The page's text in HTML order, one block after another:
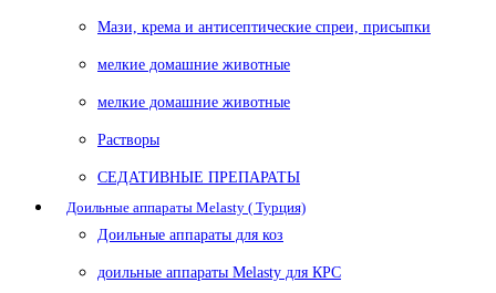
Мази, крема и антисептические спреи, присыпки
мелкие домашние животные
мелкие домашние животные
Растворы
СЕДАТИВНЫЕ ПРЕПАРАТЫ
Доильные аппараты Melasty ( Турция)
Доильные аппараты для коз
доильные аппараты Melasty для КРС